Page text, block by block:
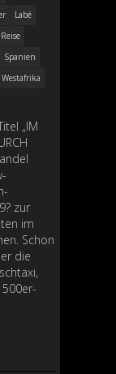
Labé
Reise
Spanien
Westafrika
„IM
zur
im
Schon
die